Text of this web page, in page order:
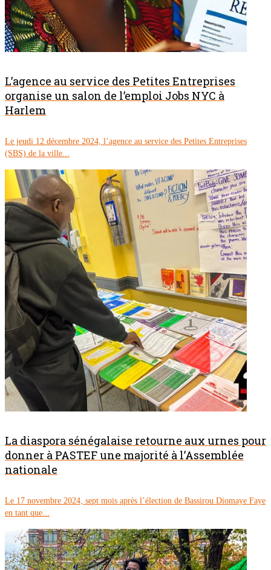
L’agence au service des Petites Entreprises
organise un salon de l’emploi Jobs NYC à
Harlem
Le jeudi 12 décembre 2024, l’agence au service des Petites Entreprises
(SBS) de la ville...
La diaspora sénégalaise retourne aux urnes pour
donner à PASTEF une majorité à l’Assemblée
nationale
Le 17 novembre 2024, sept mois après l’élection de Bassirou Diomaye Faye
en tant que...